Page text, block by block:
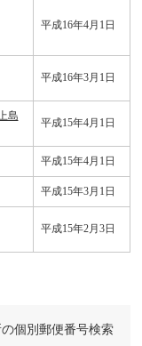
平成16年4月1日
平成16年3月1日
島
平成15年4月1日
平成15年4月1日
平成15年3月1日
平成15年2月3日
個別郵便番号検索